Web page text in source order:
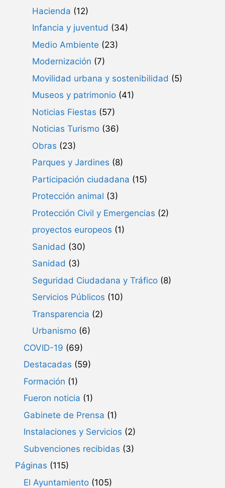
Hacienda (12)
Infancia y juventud (34)
Medio Ambiente (23)
Modernización (7)
Movilidad urbana y sostenibilidad (5)
Museos y patrimonio (41)
Noticias Fiestas (57)
Noticias Turismo (36)
Obras (23)
Parques y Jardines (8)
Participación ciudadana (15)
Protección animal (3)
Protección Civil y Emergencias (2)
proyectos europeos (1)
Sanidad (30)
Sanidad (3)
Seguridad Ciudadana y Tráfico (8)
Servicios Públicos (10)
Transparencia (2)
Urbanismo (6)
COVID-19 (69)
Destacadas (59)
Formación (1)
Fueron noticia (1)
Gabinete de Prensa (1)
Instalaciones y Servicios (2)
Subvenciones recibidas (3)
Páginas (115)
El Ayuntamiento (105)